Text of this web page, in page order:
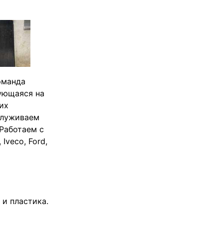
на
с
Iveco, Ford,
пластика.